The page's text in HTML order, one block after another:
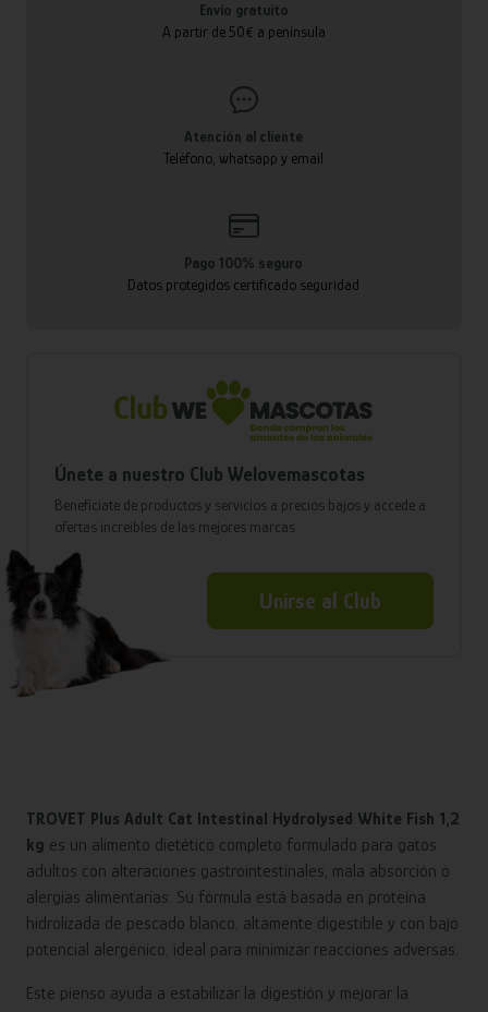
Envío gratuito
A partir de 50€ a península
Atención al cliente
Teléfono, whatsapp y email
Pago 100% seguro
Datos protegidos certificado seguridad
Únete a nuestro Club Welovemascotas
Benefíciate de productos y servicios a precios bajos y accede a
ofertas increíbles de las mejores marcas
Unirse al Club
TROVET Plus Adult Cat Intestinal Hydrolysed White Fish 1,2
kg es un alimento dietético completo formulado para gatos
adultos con alteraciones gastrointestinales, mala absorción o
alergias alimentarias. Su fórmula está basada en proteína
hidrolizada de pescado blanco, altamente digestible y con bajo
potencial alergénico, ideal para minimizar reacciones adversas.
Este pienso ayuda a estabilizar la digestión y mejorar la